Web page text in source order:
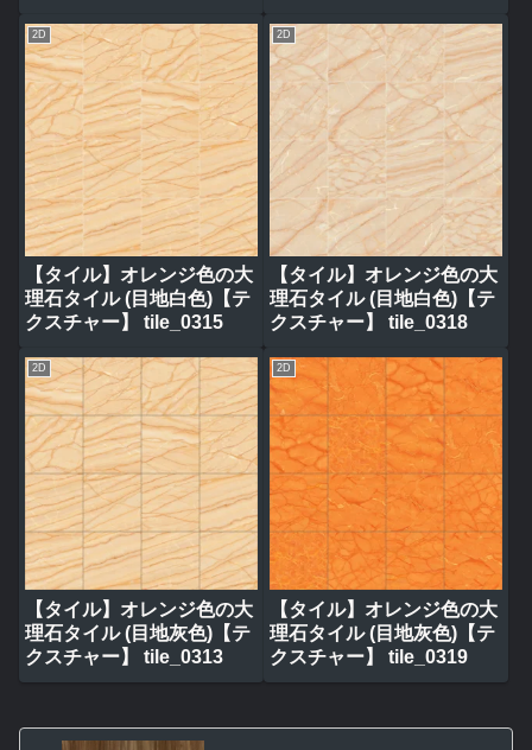
2D
【タイル】オレンジ色の大
理石タイル (目地白色)【テ
クスチャー】 tile_0315
2D
【タイル】オレンジ色の大
理石タイル (目地白色)【テ
クスチャー】 tile_0318
2D
【タイル】オレンジ色の大
理石タイル (目地灰色)【テ
クスチャー】 tile_0313
2D
【タイル】オレンジ色の大
理石タイル (目地灰色)【テ
クスチャー】 tile_0319